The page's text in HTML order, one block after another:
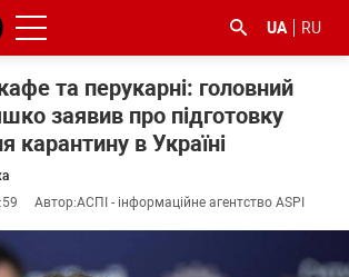
UA RU
та перукарні: головний
заявив про підготовку
карантину в Україні
Автор:АСПІ - інформаційне агентство ASPI